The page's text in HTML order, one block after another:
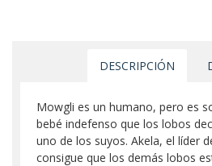
DESCRIPCIÓN
Mowgli es un humano, pero es
bebé indefenso que los lobos
uno de los suyos. Akela, el líder
consigue que los demás lobos